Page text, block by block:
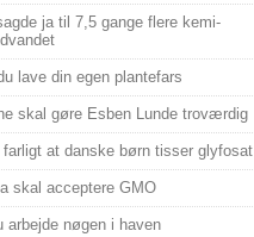
ja til 7,5 gange flere kemi-
lave din egen plantefars
skal gøre Esben Lunde troværdig
farligt at danske børn tisser glyfosat
skal acceptere GMO
arbejde nøgen i haven